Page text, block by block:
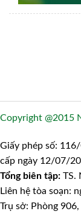
Copyright @2015
Giấy phép số:
cấp ngày 12/07/
Tổng biên tập: TS.
Liên hệ tòa soạn:
Trụ sở: Phòng